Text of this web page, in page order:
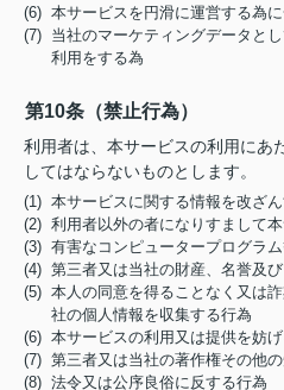
(6) 本サービスを円滑に運営する為
(7) 当社のマーケティングデータと
利用をする為
第10条（禁止行為）
利用者は、本サービスの利用にあ
してはならないものとします。
(1) 本サービスに関する情報を改ざ
(2) 利用者以外の者になりすまして
(3) 有害なコンピュータープログラ
(4) 第三者又は当社の財産、名誉及
(5) 本人の同意を得ることなく又は
社の個人情報を収集する行為
(6) 本サービスの利用又は提供を妨
(7) 第三者又は当社の著作権その他
(8) 法令又は公序良俗に反する行為